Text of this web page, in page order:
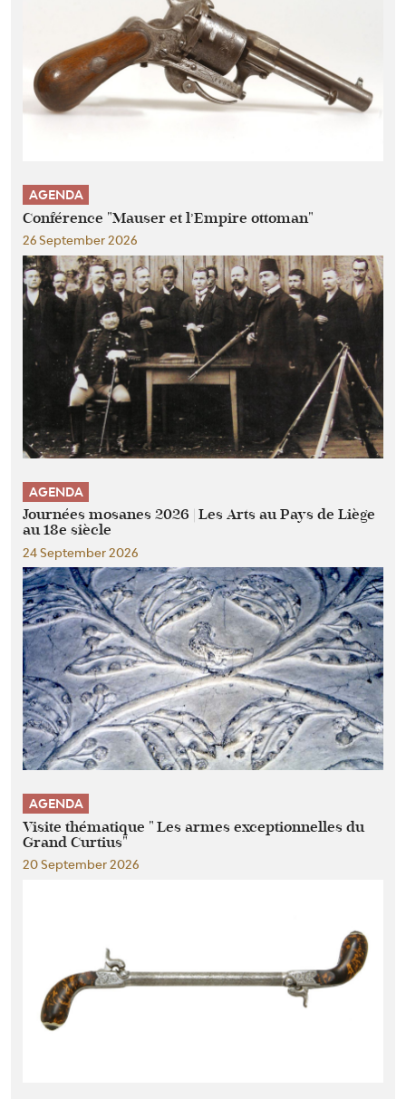
AGENDA
Conférence "Mauser et l’Empire ottoman"
26 September 2026
AGENDA
Journées mosanes 2026 | Les Arts au Pays de Liège
au 18e siècle
24 September 2026
AGENDA
Visite thématique " Les armes exceptionnelles du
Grand Curtius"
20 September 2026